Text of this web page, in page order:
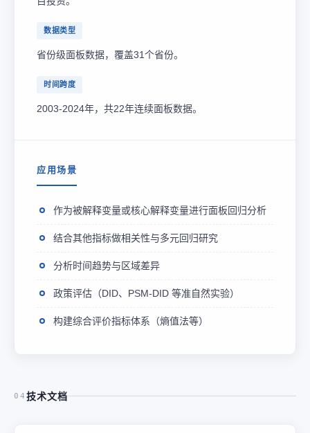
数据类型
省份级面板数据，覆盖31个省份。
时间跨度
2003-2024年，共22年连续面板数据。
应用场景
作为被解释变量或核心解释变量进行面板回归分析
结合其他指标做相关性与多元回归研究
分析时间趋势与区域差异
政策评估（DID、PSM-DID 等准自然实验）
构建综合评价指标体系（熵值法等）
04 技术文档